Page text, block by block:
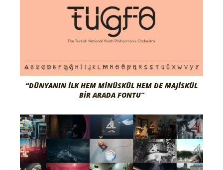
“DÜNYANIN İLK HEM MINÜSKÜL HEM DE MAJISKÜL
BIR ARADA FONTU”